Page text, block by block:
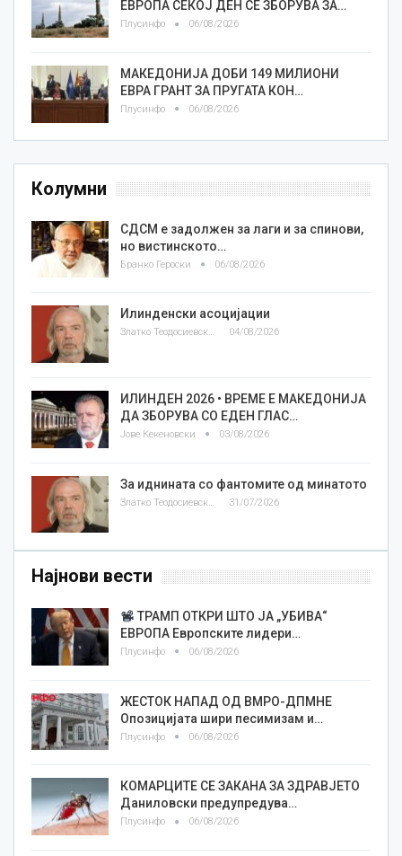
ЕВРОПА СЕКОЈ ДЕН СЕ ЗБОРУВА ЗА…
Плусинфо 06/08/2026
МАКЕДОНИЈА ДОБИ 149 МИЛИОНИ
ЕВРА ГРАНТ ЗА ПРУГАТА КОН…
Плусинфо 06/08/2026
Колумни
СДСМ е задолжен за лаги и за спинови,
но вистинското…
Бранко Героски 06/08/2026
Илинденски асоцијации
Златко Теодосиевски 04/08/2026
ИЛИНДЕН 2026 • ВРЕМЕ Е МАКЕДОНИЈА
ДА ЗБОРУВА СО ЕДЕН ГЛАС…
Јове Кекеновски 03/08/2026
За иднината со фантомите од минатото
31/07/2026
Најнови вести
ТРАМП ОТКРИ ШТО ЈА „УБИВА“
ЕВРОПА Европските лидери…
Плусинфо 06/08/2026
ЖЕСТОК НАПАД ОД ВМРО-ДПМНЕ
Опозицијата шири песимизам и…
Плусинфо 06/08/2026
КОМАРЦИТЕ СЕ ЗАКАНА ЗА ЗДРАВЈЕТО
Даниловски предупредува…
Плусинфо 06/08/2026